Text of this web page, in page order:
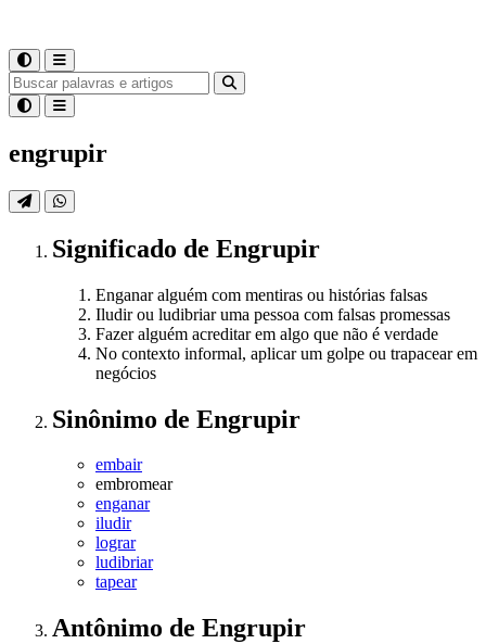
engrupir
Significado de Engrupir
Enganar alguém com mentiras ou histórias falsas
Iludir ou ludibriar uma pessoa com falsas promessas
Fazer alguém acreditar em algo que não é verdade
No contexto informal, aplicar um golpe ou trapacear em
negócios
Sinônimo de Engrupir
embair
embromear
enganar
iludir
lograr
ludibriar
tapear
Antônimo de Engrupir